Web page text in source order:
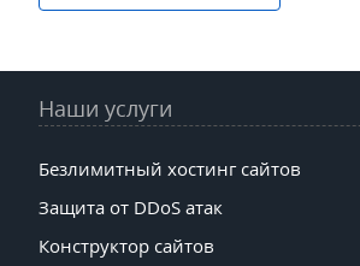
Наши услуги
Безлимитный хостинг сайтов
Защита от DDoS атак
Конструктор сайтов